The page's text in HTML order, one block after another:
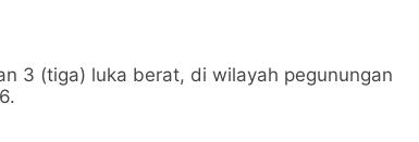
3 (tiga) luka berat, di wilayah pegunungan